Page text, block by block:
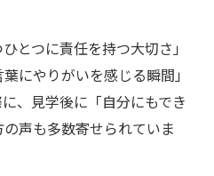
とつに責任を持つ大切さ」
にやりがいを感じる瞬間」
、見学後に「自分にもでき
声も多数寄せられていま